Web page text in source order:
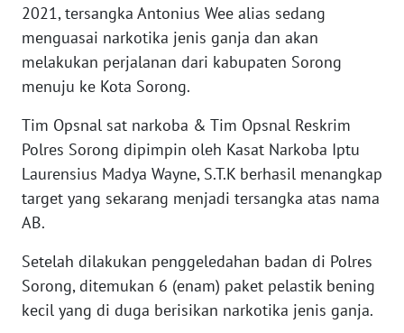
2021, tersangka Antonius Wee alias sedang
menguasai narkotika jenis ganja dan akan
melakukan perjalanan dari kabupaten Sorong
menuju ke Kota Sorong.
Tim Opsnal sat narkoba & Tim Opsnal Reskrim
Polres Sorong dipimpin oleh Kasat Narkoba Iptu
Laurensius Madya Wayne, S.T.K berhasil menangkap
target yang sekarang menjadi tersangka atas nama
AB.
Setelah dilakukan penggeledahan badan di Polres
Sorong, ditemukan 6 (enam) paket pelastik bening
kecil yang di duga berisikan narkotika jenis ganja.
JAKARTA
WN
WN
BANTEN
NTT
WN
WN